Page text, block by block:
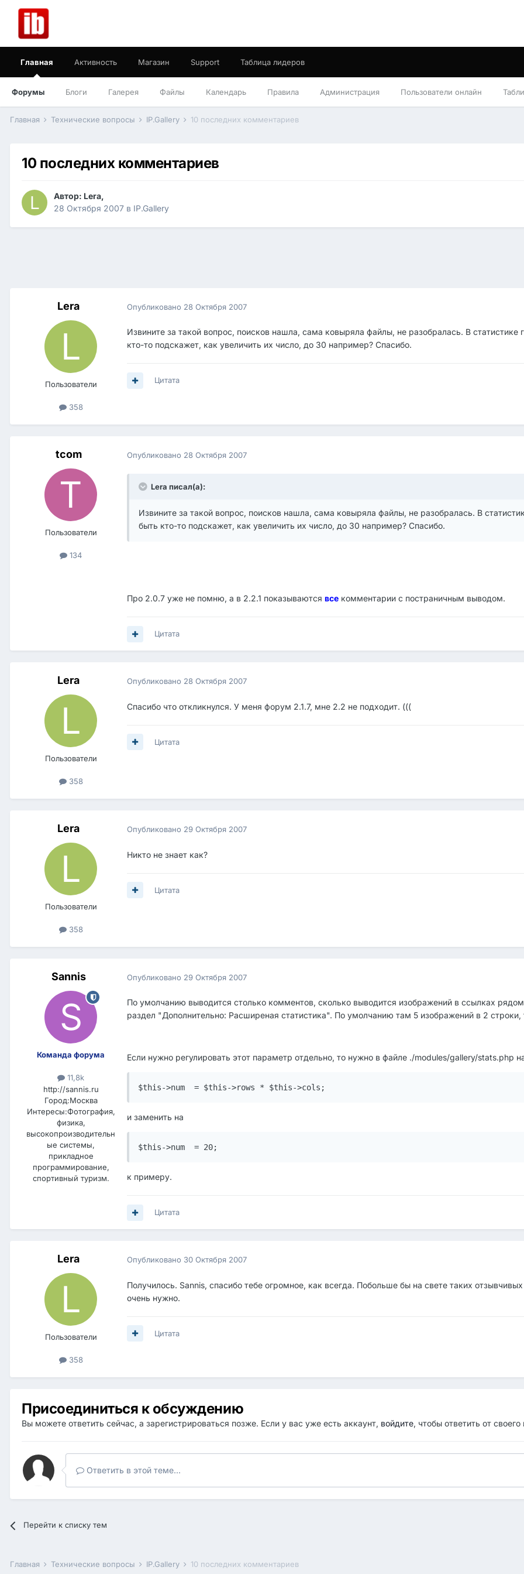
Главная
Форумы Блоги Галерея Файлы Календарь Правила Администрация Пользователи онлайн
Активность Магазин Support Таблица лидеров
Главная Технические вопросы IP.Gallery 10 последних комментариев
10 последних комментариев
Автор: Lera,
28 Октября 2007 в IP.Gallery
Lera
Пользователи
358
Опубликовано 28 Октября 2007
Извините за такой вопрос, поисков нашла, сама ковыряла файлы, не разобралась. В
кто-то подскажет, как увеличить их число, до 30 например? Спасибо.
Цитата
tcom
Пользователи
134
Опубликовано 28 Октября 2007
Lera писал(а):
Извините за такой вопрос, поисков нашла, сама ковыряла файлы, не разобралась. В
быть кто-то подскажет, как увеличить их число, до 30 например? Спасибо.
Про 2.0.7 уже не помню, а в 2.2.1 показываются все комментарии с постраничным выводом.
Цитата
Lera
Пользователи
358
Опубликовано 28 Октября 2007
Спасибо что откликнулся. У меня форум 2.1.7, мне 2.2 не подходит. (((
Цитата
Lera
Пользователи
358
Опубликовано 29 Октября 2007
Никто не знает как?
Цитата
Sannis
Команда форума
11,8k
http://sannis.ru
Город:Москва
Интересы:Фотография,
физика,
высокопроизводительн
ые системы,
прикладное
программирование,
спортивный туризм.
Опубликовано 29 Октября 2007
По умолчанию выводится столько комментов, сколько выводится изображений в ссылках
раздел "Дополнительно: Расширеная статистика". По умолчанию там 5 изображений в 2 строки,
Если нужно регулировать этот параметр отдельно, то нужно в файле ./modules/gallery/stats.php
$this->num  = $this->rows * $this->cols;
и заменить на
$this->num  = 20;
к примеру.
Цитата
Lera
Пользователи
358
Опубликовано 30 Октября 2007
Получилось. Sannis, спасибо тебе огромное, как всегда. Побольше бы на свете таких
очень нужно.
Цитата
Присоединиться к обсуждению
Вы можете ответить сейчас, а зарегистрироваться позже. Если у вас уже есть аккаунт, войдите, чтобы ответить от
Ответить в этой теме...
Перейти к списку тем
Главная Технические вопросы IP.Gallery 10 последних комментариев